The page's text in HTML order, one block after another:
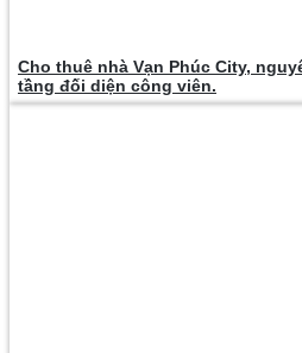
Cho thuê nhà Vạn Phúc City,
tầng đối diện công viên.